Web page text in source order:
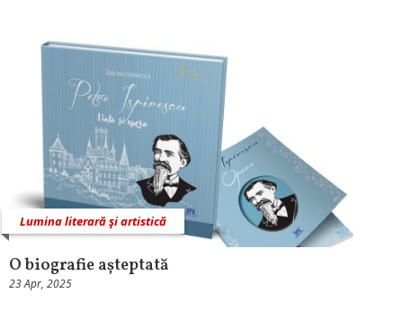
Lumina literară şi artistică
O biografie așteptată
23 Apr, 2025